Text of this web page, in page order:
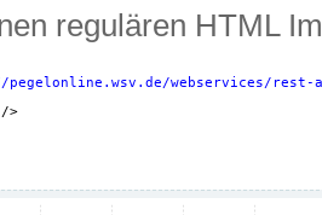
regulären HTML
webservices/rest-
/>